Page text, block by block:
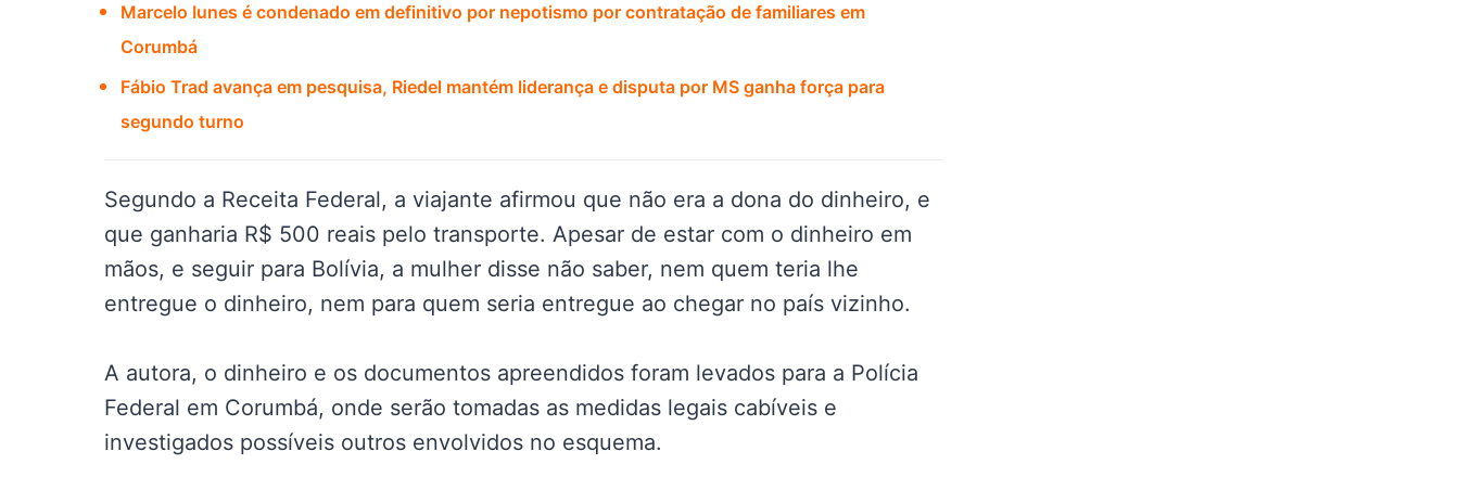
Marcelo Iunes é condenado em definitivo por nepotismo por contratação de familiares em
Corumbá
Fábio Trad avança em pesquisa, Riedel mantém liderança e disputa por MS ganha força para
segundo turno
Segundo a Receita Federal, a viajante afirmou que não era a dona do dinheiro, e
que ganharia R$ 500 reais pelo transporte. Apesar de estar com o dinheiro em
mãos, e seguir para Bolívia, a mulher disse não saber, nem quem teria lhe
entregue o dinheiro, nem para quem seria entregue ao chegar no país vizinho.
A autora, o dinheiro e os documentos apreendidos foram levados para a Polícia
Federal em Corumbá, onde serão tomadas as medidas legais cabíveis e
investigados possíveis outros envolvidos no esquema.